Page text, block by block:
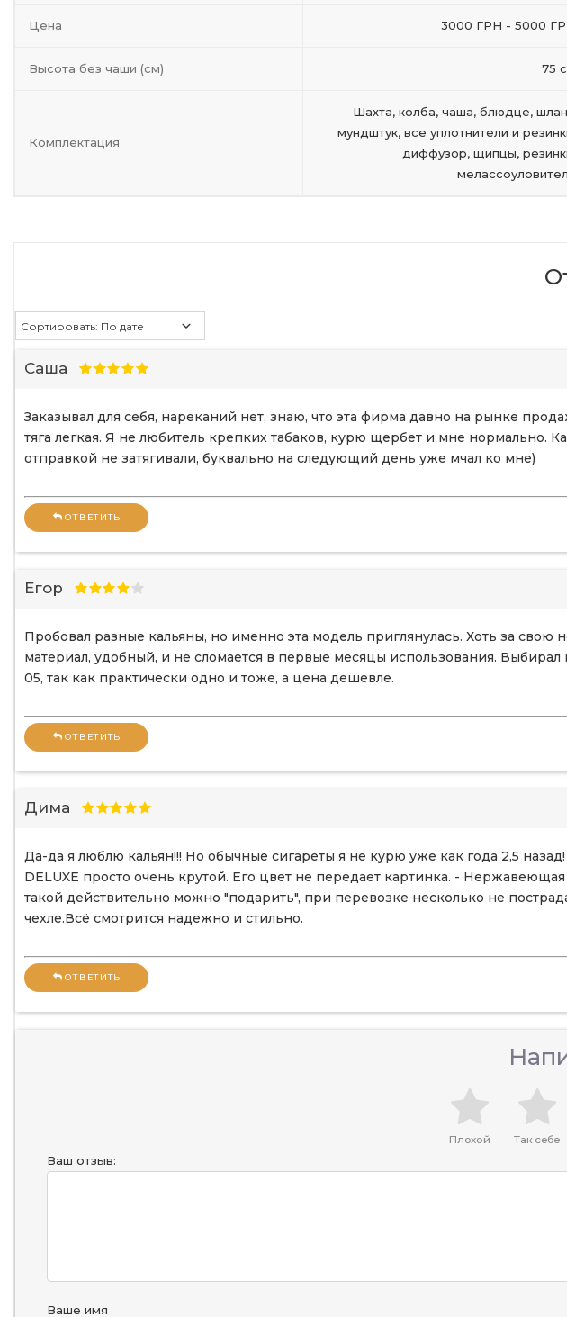
Цена 3000 ГРН - 5000
Высота без чаши (см) 75
Комплектация
Шахта, колба, чаша, блюдце,
мундштук, все уплотнители и
диффузор, щипцы,
Саша
Заказывал для себя, нареканий нет, знаю, что эта фирма давно на рынке
тяга легкая. Я не любитель крепких табаков, курю щербет и мне нормально.
отправкой не затягивали, буквально на следующий день уже мчал ко мне)
ОТВЕТИТЬ
Егор
Пробовал разные кальяны, но именно эта модель приглянулась. Хоть за
материал, удобный, и не сломается в первые месяцы использования.
05, так как практически одно и тоже, а цена дешевле.
ОТВЕТИТЬ
Дима
Да-да я люблю кальян!!! Но обычные сигареты я не курю уже как года 2,5
DELUXE просто очень крутой. Его цвет не передает картинка. -
такой действительно можно "подарить", при перевозке несколько не
чехле.Всё смотрится надежно и стильно.
ОТВЕТИТЬ
Плохой Так себе
Ваш отзыв:
Ваше имя